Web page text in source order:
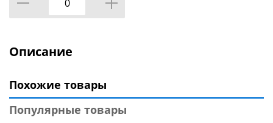
Описание
Похожие товары
Популярные товары